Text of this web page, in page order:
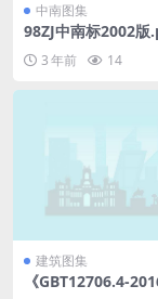
中南图集
98ZJ中南标2002版
3 年前 14
建筑图集
《GBT12706.4-